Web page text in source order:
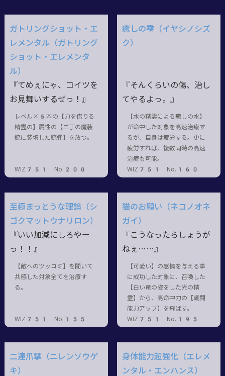
ガトリングショット・エ
レメンタル（ガトリング
ショット・エレメンタ
ル）
『てめぇにゃ、コイツを
お見舞いするぜっ！』
レベル×5本の【力を借りる
精霊の】属性の【二丁の魔装
銃に装填した銃弾】を放つ。
WIZ751 No.200
癒しの雫（イヤシノシズ
ク）
『そんくらいの傷、治し
てやるよっ。』
【水の精霊による癒しの水】
が命中した対象を高速治療す
るが、自身は疲労する。更に
疲労すれば、複数同時の高速
治療も可能。
WIZ751 No.160
至極まっとうな理論（シ
ゴクマットウナリロン）
『いい加減にしろやー
っ！！』
【敵へのツッコミ】を聞いて
共感した対象全てを治療す
る。
WIZ751 No.155
猫のお願い（ネコノオネ
ガイ）
『こうなったらしょうが
ねぇ……』
【可愛い】の感情を与える事
に成功した対象に、召喚した
【白い竜の姿をした光の精
霊】から、高命中力の【戦闘
能力アップ】を飛ばす。
WIZ751 No.195
二連爪撃（ニレンソウゲ
キ）
身体能力超強化（エレメ
ンタル・エンハンス）